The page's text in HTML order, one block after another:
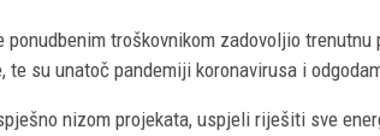
ponudbenim troškovnikom zadovoljio
te su unatoč pandemiji koronavirusa i
nizom projekata, uspjeli riješiti sve